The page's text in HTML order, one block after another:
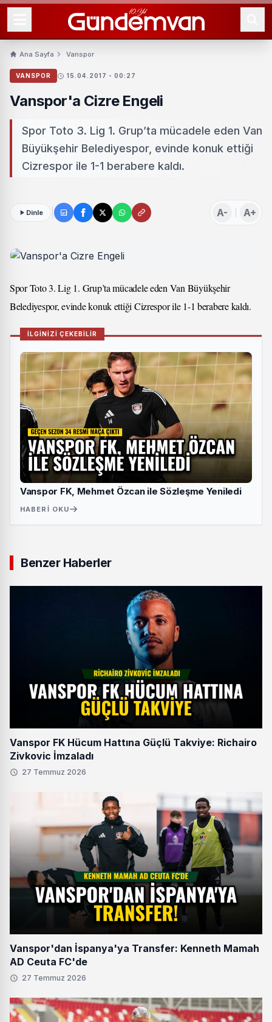
Ana Sayfa Vanspor
VANSPOR 15.04.2017 - 00:27
Vanspor'a Cizre Engeli
Spor Toto 3. Lig 1. Grup’ta mücadele eden Van
Büyükşehir Belediyespor, evinde konuk ettiği
Cizrespor ile 1-1 berabere kaldı.
Dinle A- A+
Spor Toto 3. Lig 1. Grup’ta mücadele eden Van Büyükşehir
Belediyespor, evinde konuk ettiği Cizrespor ile 1-1 berabere kaldı.
İLGİNİZİ ÇEKEBİLİR
Vanspor FK, Mehmet Özcan ile Sözleşme Yeniledi
HABERI OKU
Benzer Haberler
Vanspor FK Hücum Hattına Güçlü Takviye: Richairo
Zivkovic İmzaladı
27 Temmuz 2026
Vanspor'dan İspanya'ya Transfer: Kenneth Mamah
AD Ceuta FC'de
27 Temmuz 2026